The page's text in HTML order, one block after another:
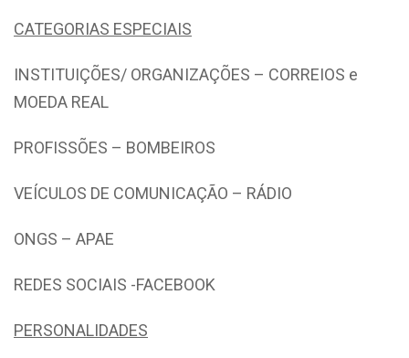
CATEGORIAS ESPECIAIS
INSTITUIÇÕES/ ORGANIZAÇÕES – CORREIOS e
MOEDA REAL
PROFISSÕES – BOMBEIROS
VEÍCULOS DE COMUNICAÇÃO – RÁDIO
ONGS – APAE
REDES SOCIAIS -FACEBOOK
PERSONALIDADES